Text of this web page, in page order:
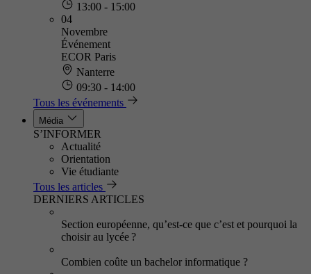
13:00 - 15:00
04
Novembre
Événement
ECOR Paris
Nanterre
09:30 - 14:00
Tous les événements
Média
S’INFORMER
Actualité
Orientation
Vie étudiante
Tous les articles
DERNIERS ARTICLES
Section européenne, qu’est-ce que c’est et pourquoi la
choisir au lycée ?
Combien coûte un bachelor informatique ?